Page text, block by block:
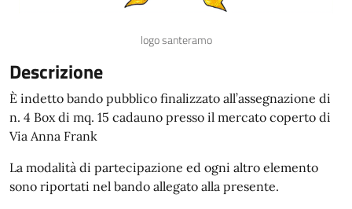
logo santeramo
Descrizione
È indetto bando pubblico finalizzato all’assegnazione di
n. 4 Box di mq. 15 cadauno presso il mercato coperto di
Via Anna Frank
La modalità di partecipazione ed ogni altro elemento
sono riportati nel bando allegato alla presente.